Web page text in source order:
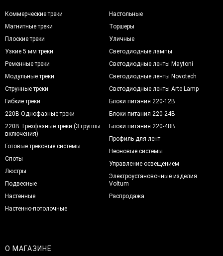
Коммерческие треки
Магнитные треки
Плоские треки
Узкие 5 мм треки
Ременные треки
Модульные треки
Струнные треки
Гибкие треки
220В Однофазные треки
220В Трехфазные треки (3 группы
включения)
Готовые трековые системы
Споты
Люстры
Подвесные
Настенные
Настенно-потолочные
Настольные
Торшеры
Уличные
Светодиодные лампы
Светодиодные ленты Maytoni
Светодиодные ленты Novotech
Светодиодные ленты Arte Lamp
Блоки питания 220-12В
Блоки питания 220-24В
Блоки питания 220-48В
Профиль для лент
Неоновые системы
Управление освещением
Электроустановочные изделия
Voltum
Распродажа
О МАГАЗИНЕ